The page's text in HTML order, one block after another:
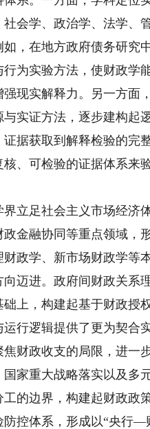
会学、政治学、法学、
，在地方政府债务研究
为实验方法，使财政学
现实解释力。另一方面
实证方法，逐步建构起
据获取到解释检验的完
、可检验的证据体系来
立足社会主义市场经济
金融协同等重点领域，
政学、新市场财政学等
迈进。政府间财政关系
上，构建起基于财政授
行逻辑提供了更为契合
财政收支的局限，进一
家重大战略落实以及多
的边界，构建起财政政
防控体系，形成以“央行—